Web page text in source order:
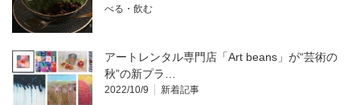
べる・飲む
アートレンタル専門店「Art beans」が“芸術の
秋”の新プラ…
2022/10/9 新着記事